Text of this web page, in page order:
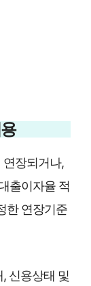
연장되거나,
출이자율 적
한 연장기준
신용상태 및